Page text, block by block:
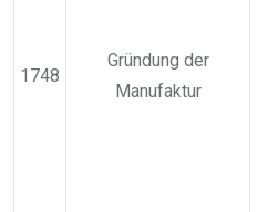
1748
Gründung der
Manufaktur